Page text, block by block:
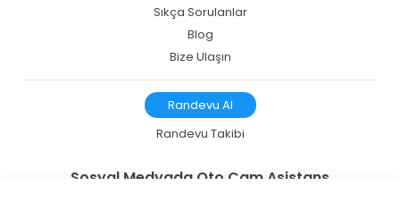
Sıkça Sorulanlar
Blog
Bize Ulaşın
Randevu Al
Randevu Takibi
Sosyal Medyada Oto Cam Asistans